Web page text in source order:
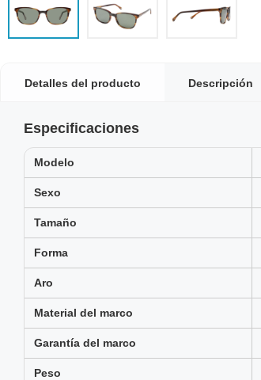
Detalles del producto Descripción
Especificaciones
Modelo
Sexo
Tamaño
Forma
Aro
Material del marco
Garantía del marco
Peso